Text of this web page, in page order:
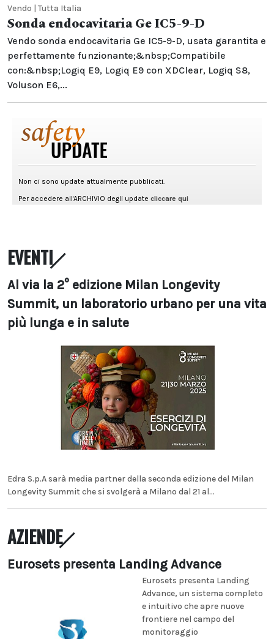
Vendo | Tutta Italia
Sonda endocavitaria Ge IC5-9-D
Vendo sonda endocavitaria Ge IC5-9-D, usata garantita e
perfettamente funzionante;&nbsp;Compatibile
con:&nbsp;Logiq E9, Logiq E9 con XDClear, Logiq S8,
Voluson E6,...
EVENTI
Al via la 2° edizione Milan Longevity
Summit, un laboratorio urbano per una vita
più lunga e in salute
Edra S.p.A sarà media partner della seconda edizione del Milan
Longevity Summit che si svolgerà a Milano dal 21 al...
AZIENDE
Eurosets presenta Landing Advance
Eurosets presenta Landing
Advance, un sistema completo
e intuitivo che apre nuove
frontiere nel campo del
monitoraggio